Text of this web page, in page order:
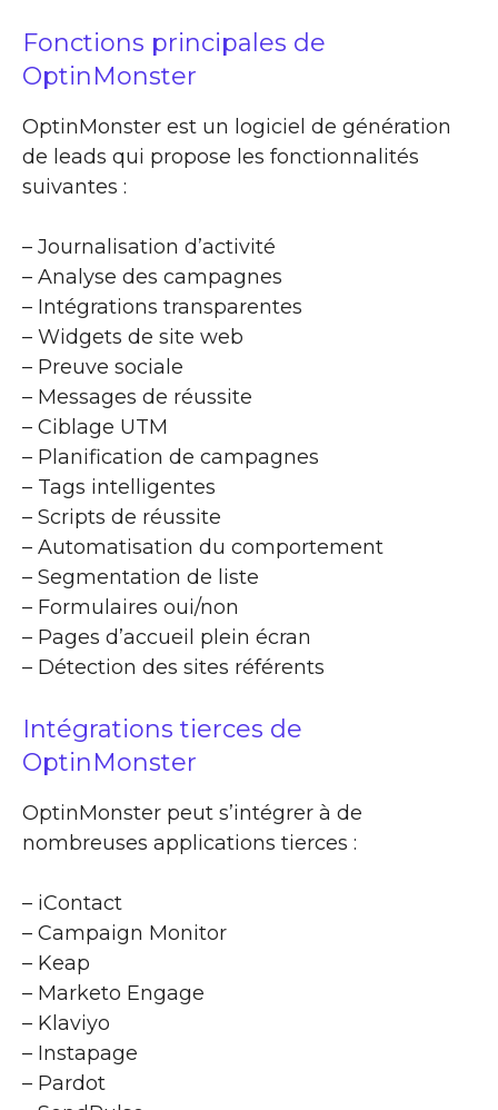
Fonctions principales de
OptinMonster
OptinMonster est un logiciel de génération
de leads qui propose les fonctionnalités
suivantes :
– Journalisation d’activité
– Analyse des campagnes
– Intégrations transparentes
– Widgets de site web
– Preuve sociale
– Messages de réussite
– Ciblage UTM
– Planification de campagnes
– Tags intelligentes
– Scripts de réussite
– Automatisation du comportement
– Segmentation de liste
– Formulaires oui/non
– Pages d’accueil plein écran
– Détection des sites référents
Intégrations tierces de
OptinMonster
OptinMonster peut s’intégrer à de
nombreuses applications tierces :
– iContact
– Campaign Monitor
– Keap
– Marketo Engage
– Klaviyo
– Instapage
– Pardot